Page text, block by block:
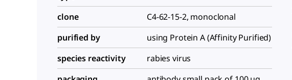
clone
C4-62-15-2, monoclonal
purified by
using Protein A (Affinity Purified)
species reactivity
rabies virus